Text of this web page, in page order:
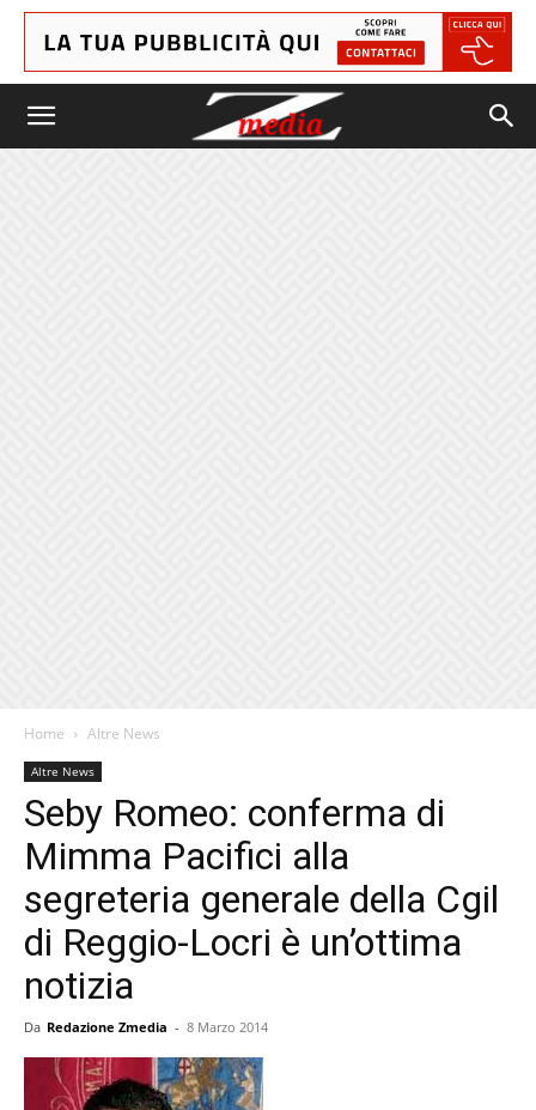
Home Altre News
Altre News
Seby Romeo: conferma di
Mimma Pacifici alla
segreteria generale della Cgil
di Reggio-Locri è un’ottima
notizia
Da Redazione Zmedia - 8 Marzo 2014